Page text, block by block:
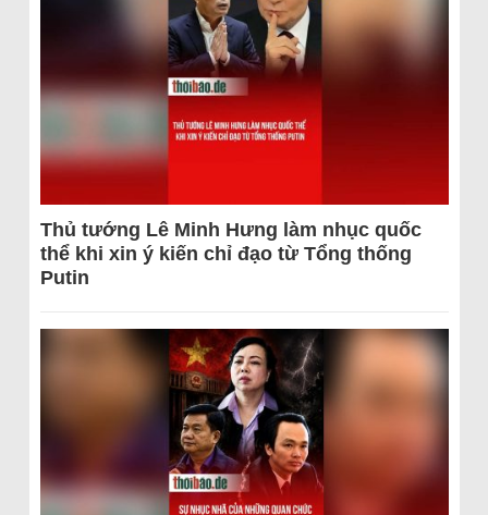
Thủ tướng Lê Minh Hưng làm nhục quốc
thể khi xin ý kiến chỉ đạo từ Tổng thống
Putin